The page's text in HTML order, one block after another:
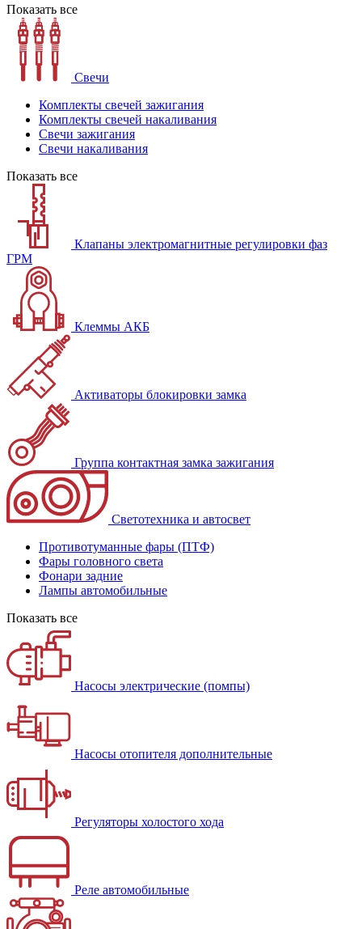
Показать все
Свечи
Комплекты свечей зажигания
Комплекты свечей накаливания
Свечи зажигания
Свечи накаливания
Показать все
Клапаны электромагнитные регулировки фаз
ГРМ
Клеммы АКБ
Активаторы блокировки замка
Группа контактная замка зажигания
Светотехника и автосвет
Противотуманные фары (ПТФ)
Фары головного света
Фонари задние
Лампы автомобильные
Показать все
Насосы электрические (помпы)
Насосы отопителя дополнительные
Регуляторы холостого хода
Реле автомобильные